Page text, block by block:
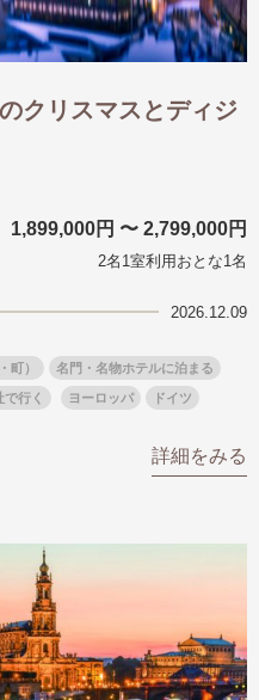
クリスマスとディジ
1,899,000円 〜 2,799,000円
2名1室利用おとな1名
2026.12.09
町） 名門・名物ホテルに泊まる
で行く ヨーロッパ ドイツ
詳細をみる